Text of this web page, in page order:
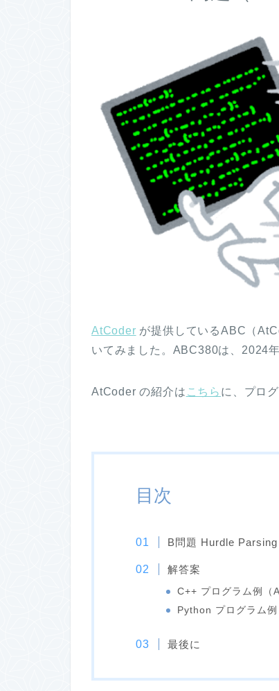
AtCoder が提供しているABC（
いてみました。ABC380は、2024
AtCoder の紹介は こちら に、プロ
目次
B問題 Hurdle
解答案
C++ プログラム例（
Python プログラム例
最後に